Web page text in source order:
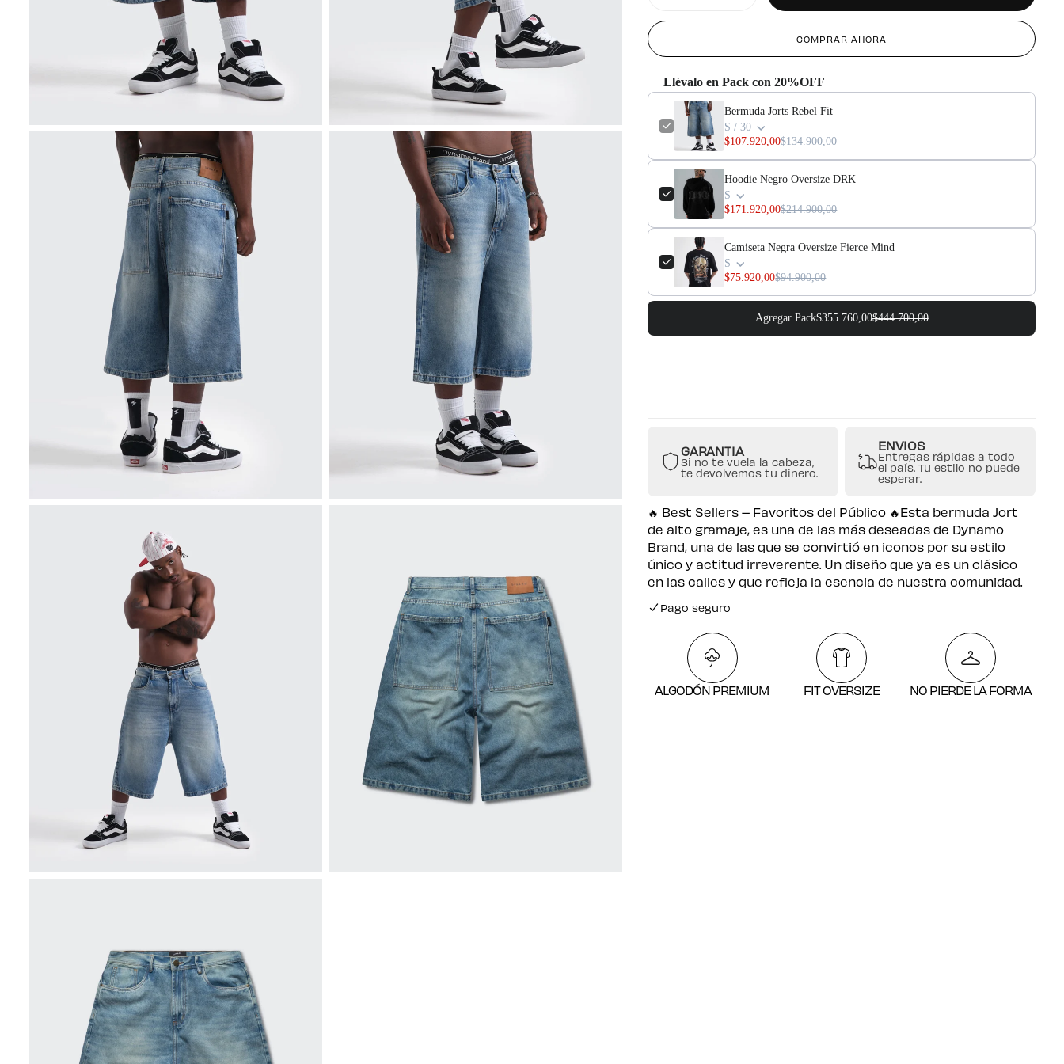
para
Rebel
cantidad
para
Rebel
COMPRAR AHORA
Llévalo en Pack con 20%OFF
Bermuda Jorts Rebel Fit
S / 30
$107.920,00$134.900,00
Hoodie Negro Oversize DRK
S
$171.920,00$214.900,00
Camiseta Negra Oversize Fierce Mind
S
$75.920,00$94.900,00
Agregar Pack$355.760,00$444.700,00
GARANTIA
Si no te vuela la cabeza,
te devolvemos tu dinero.
ENVIOS
Entregas rápidas a todo
el país. Tu estilo no puede
esperar.
🔥 Best Sellers – Favoritos del Público 🔥Esta bermuda Jort
de alto gramaje, es una de las más deseadas de Dynamo
Brand, una de las que se convirtió en iconos por su estilo
único y actitud irreverente. Un diseño que ya es un clásico
en las calles y que refleja la esencia de nuestra comunidad.
Pago seguro
Pago seguro
ALGODÓN PREMIUM FIT OVERSIZE NO PIERDE LA FORMA